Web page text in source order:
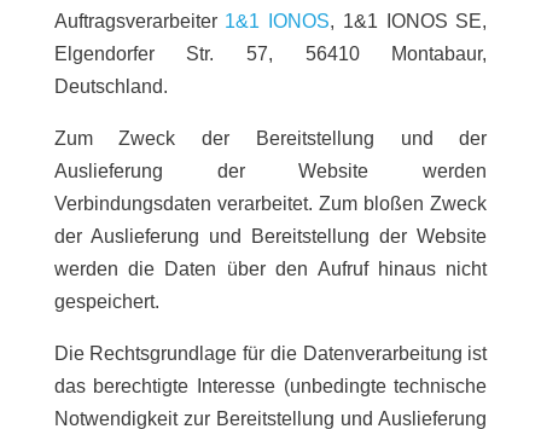
Auftragsverarbeiter 1&1 IONOS, 1&1 IONOS SE,
Elgendorfer Str. 57, 56410 Montabaur,
Deutschland.
Zum Zweck der Bereitstellung und der
Auslieferung der Website werden
Verbindungsdaten verarbeitet. Zum bloßen Zweck
der Auslieferung und Bereitstellung der Website
werden die Daten über den Aufruf hinaus nicht
gespeichert.
Die Rechtsgrundlage für die Datenverarbeitung ist
das berechtigte Interesse (unbedingte technische
Notwendigkeit zur Bereitstellung und Auslieferung